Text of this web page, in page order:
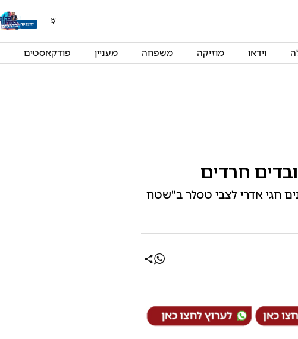
וידאו מוזיקה משפחה מעניין פודקאסטים
חרדים
חגי אדרי לצבי טסלר ב"שטח